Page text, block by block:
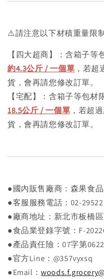
⚠️請注意以下材積重量限
【四大超商】：含箱子等
約4.3公斤 / 一個單 ，若
貨，會再請您修改訂單。
【宅配】：含箱子等包材
18.5公斤 / 一個單 ，若超
貨，會再請您修改訂單。
●國內販售廠商：森果食
●客服服務電話：02-
●廠商地址：新北市板橋
●食品業登錄字號：F-
●產品責任險：07字第
●官方Line：@357vyxsq
●Email：